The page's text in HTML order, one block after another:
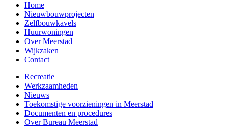
Home
Nieuwbouwprojecten
Zelfbouwkavels
Huurwoningen
Over Meerstad
Wijkzaken
Contact
Recreatie
Werkzaamheden
Nieuws
Toekomstige voorzieningen in Meerstad
Documenten en procedures
Over Bureau Meerstad